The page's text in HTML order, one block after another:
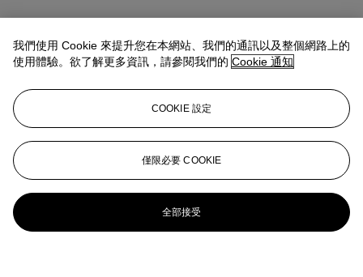
我們使用 Cookie 來提升您在本網站、我們的通訊以及整個網路上的
使用體驗。欲了解更多資訊，請參閱我們的 Cookie 通知
COOKIE 設定
僅限必要 COOKIE
全部接受